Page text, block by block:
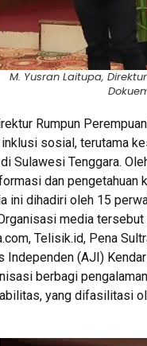
M. Yusran Laitupa,
Rumpun
sosial, terutama
Sulawesi Tenggara.
dan
ini dihadiri oleh 15
media
Telisik.id, Pena
Independen (AJI)
berbagi
yang difasilitasi